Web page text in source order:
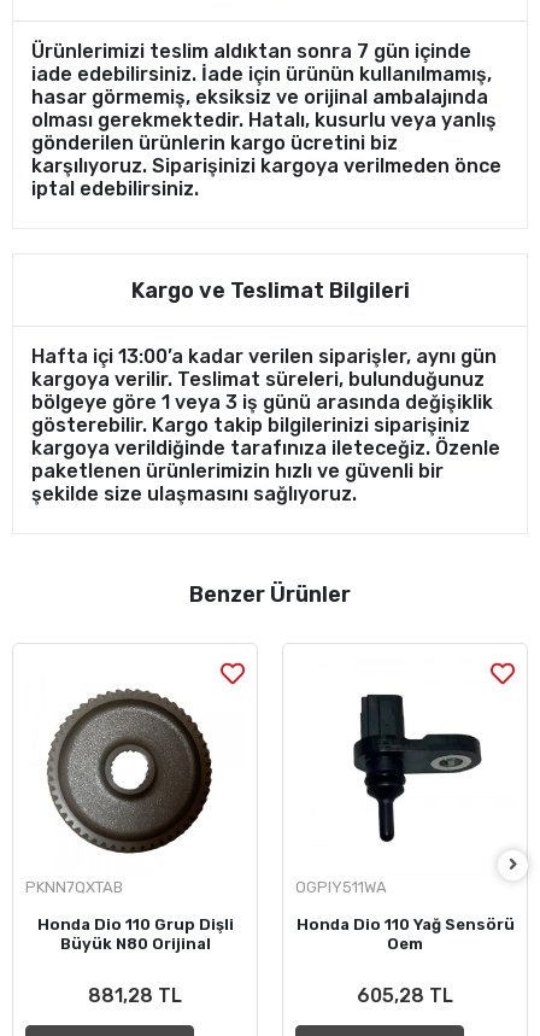
Ürünlerimizi teslim aldıktan sonra 7 gün içinde
iade edebilirsiniz. İade için ürünün kullanılmamış,
hasar görmemiş, eksiksiz ve orijinal ambalajında
olması gerekmektedir. Hatalı, kusurlu veya yanlış
gönderilen ürünlerin kargo ücretini biz
karşılıyoruz. Siparişinizi kargoya verilmeden önce
iptal edebilirsiniz.
Kargo ve Teslimat Bilgileri
Hafta içi 13:00’a kadar verilen siparişler, aynı gün
kargoya verilir. Teslimat süreleri, bulunduğunuz
bölgeye göre 1 veya 3 iş günü arasında değişiklik
gösterebilir. Kargo takip bilgilerinizi siparişiniz
kargoya verildiğinde tarafınıza ileteceğiz. Özenle
paketlenen ürünlerimizin hızlı ve güvenli bir
şekilde size ulaşmasını sağlıyoruz.
Benzer Ürünler
PKNN7QXTAB
Honda Dio 110 Grup Dişli
Büyük N80 Orijinal
881,28 TL
OGPIY511WA
Honda Dio 110 Yağ Sensörü
Oem
605,28 TL